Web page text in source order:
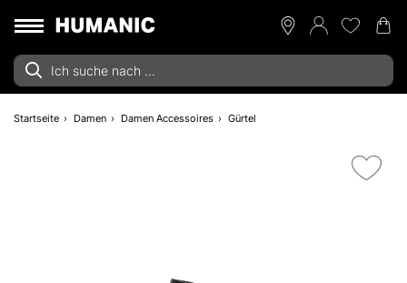
Startseite Damen Damen Accessoires Gürtel